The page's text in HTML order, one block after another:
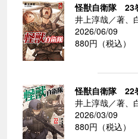
怪獣自衛隊 23
井上淳哉／著、
2026/06/09
880円（税込）
怪獣自衛隊 22
井上淳哉／著、
2026/03/09
880円（税込）